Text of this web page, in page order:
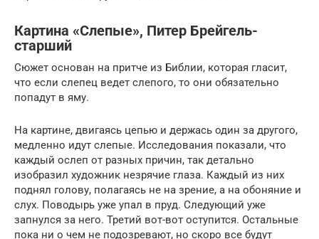
Картина «Слепые», Питер Брейгель-
старший
Сюжет основан на притче из Библии, которая гласит,
что если слепец ведет слепого, то они обязательно
попадут в яму.
На картине, двигаясь цепью и держась один за другого,
медленно идут слепые. Исследования показали, что
каждый ослеп от разных причин, так детально
изобразил художник незрячие глаза. Каждый из них
поднял голову, полагаясь не на зрение, а на обоняние и
слух. Поводырь уже упал в пруд. Следующий уже
запнулся за него. Третий вот-вот оступится. Остальные
пока ни о чем не подозревают, но скоро все будут